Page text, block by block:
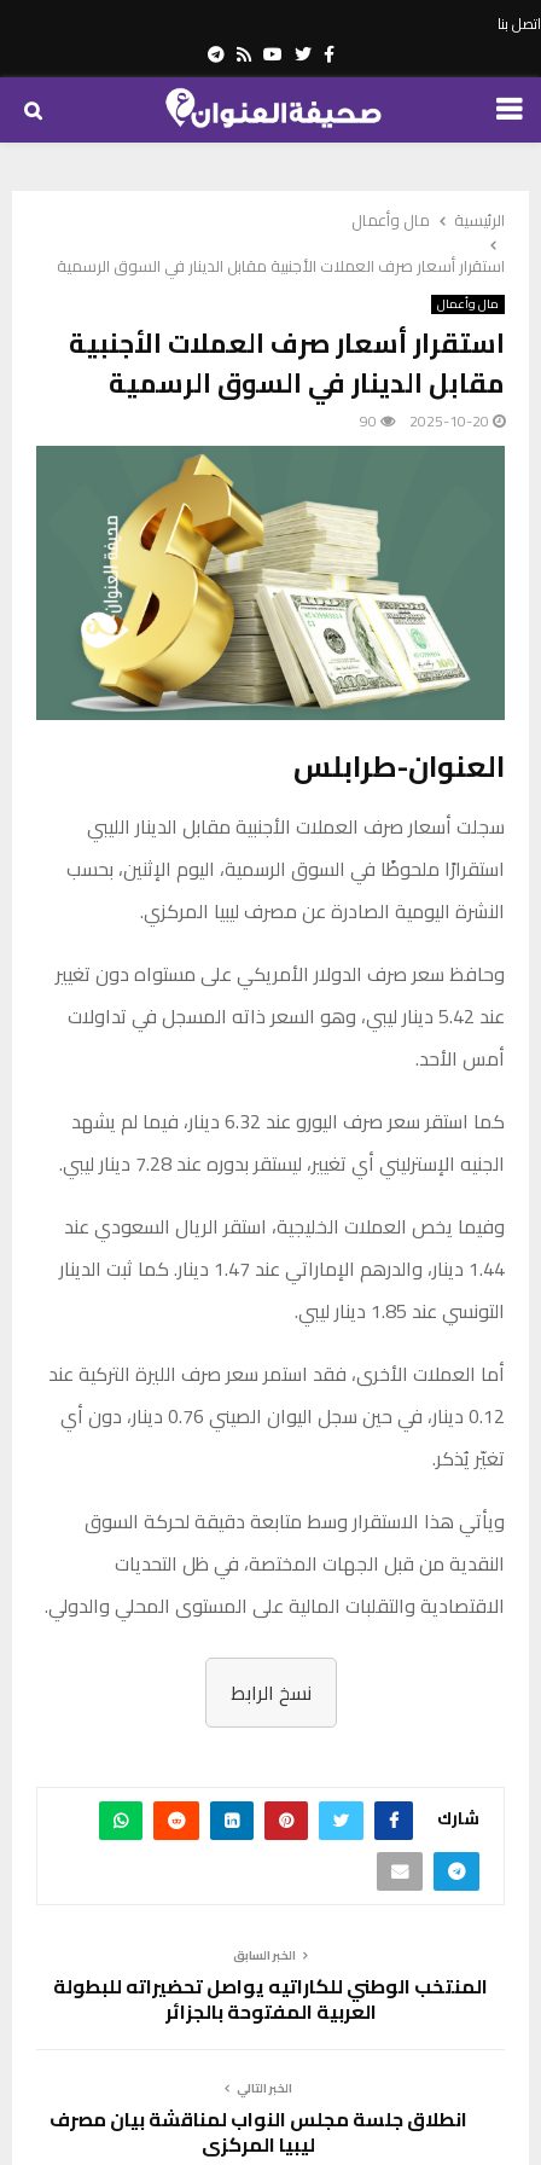
اتصل بنا
Facebook
Twitter
Youtube
Rss
Telegram
PRIMARY
الرئيسية
مال وأعمال
استقرار أسعار صرف العملات الأجنبية مقابل الدينار في السوق الرسمية
مال وأعمال
استقرار أسعار صرف العملات الأجنبية
مقابل الدينار في السوق الرسمية
2025-10-20
90
العنوان-طرابلس
سجلت أسعار صرف العملات الأجنبية مقابل الدينار الليبي
استقرارًا ملحوظًا في السوق الرسمية، اليوم الإثنين، بحسب
النشرة اليومية الصادرة عن مصرف ليبيا المركزي.
وحافظ سعر صرف الدولار الأمريكي على مستواه دون تغيير
عند 5.42 دينار ليبي، وهو السعر ذاته المسجل في تداولات
أمس الأحد.
كما استقر سعر صرف اليورو عند 6.32 دينار، فيما لم يشهد
الجنيه الإسترليني أي تغيير، ليستقر بدوره عند 7.28 دينار ليبي.
وفيما يخص العملات الخليجية، استقر الريال السعودي عند
1.44 دينار، والدرهم الإماراتي عند 1.47 دينار. كما ثبت الدينار
التونسي عند 1.85 دينار ليبي.
أما العملات الأخرى، فقد استمر سعر صرف الليرة التركية عند
0.12 دينار، في حين سجل اليوان الصيني 0.76 دينار، دون أي
تغيّر يُذكر.
ويأتي هذا الاستقرار وسط متابعة دقيقة لحركة السوق
النقدية من قبل الجهات المختصة، في ظل التحديات
الاقتصادية والتقلبات المالية على المستوى المحلي والدولي.
نسخ الرابط
شارك
الخبر السابق
المنتخب الوطني للكاراتيه يواصل تحضيراته للبطولة
العربية المفتوحة بالجزائر
الخبر التالي
انطلاق جلسة مجلس النواب لمناقشة بيان مصرف
ليبيا المركزي